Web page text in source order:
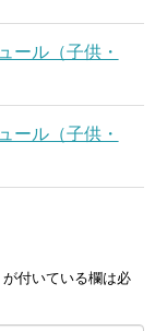
ール（子供・
ール（子供・
が付いている欄は必